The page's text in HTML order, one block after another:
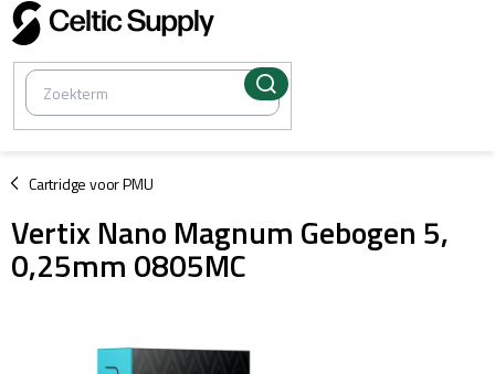
Overslaan
naar
inhoud
Cartridge voor PMU
/
Vertix Nano Magnum Gebogen 5,
0,25mm 0805MC